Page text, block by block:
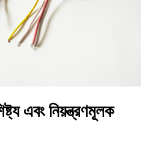
এবং নিয়ন্ত্রণমূলক